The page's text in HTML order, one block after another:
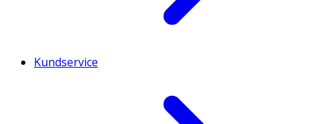
Kundservice